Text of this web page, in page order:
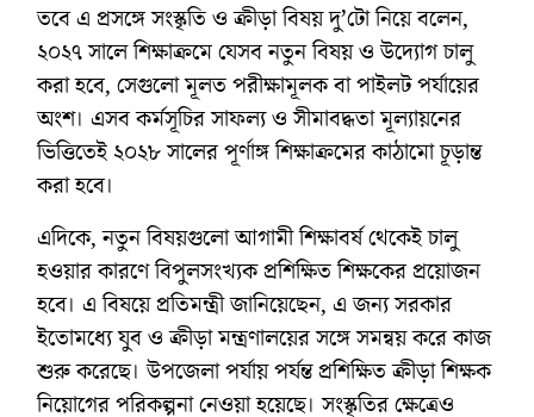
তবে এ প্রসঙ্গে সংস্কৃতি ও ক্রীড়া বিষয় দু’টো নিয়ে বলেন,
২০২৭ সালে শিক্ষাক্রমে যেসব নতুন বিষয় ও উদ্যোগ চালু
করা হবে, সেগুলো মূলত পরীক্ষামূলক বা পাইলট পর্যায়ের
অংশ। এসব কর্মসূচির সাফল্য ও সীমাবদ্ধতা মূল্যায়নের
ভিত্তিতেই ২০২৮ সালের পূর্ণাঙ্গ শিক্ষাক্রমের কাঠামো চূড়ান্ত
করা হবে।
এদিকে, নতুন বিষয়গুলো আগামী শিক্ষাবর্ষ থেকেই চালু
হওয়ার কারণে বিপুলসংখ্যক প্রশিক্ষিত শিক্ষকের প্রয়োজন
হবে। এ বিষয়ে প্রতিমন্ত্রী জানিয়েছেন, এ জন্য সরকার
ইতোমধ্যে যুব ও ক্রীড়া মন্ত্রণালয়ের সঙ্গে সমন্বয় করে কাজ
শুরু করেছে। উপজেলা পর্যায় পর্যন্ত প্রশিক্ষিত ক্রীড়া শিক্ষক
নিয়োগের পরিকল্পনা নেওয়া হয়েছে। সংস্কৃতির ক্ষেত্রেও